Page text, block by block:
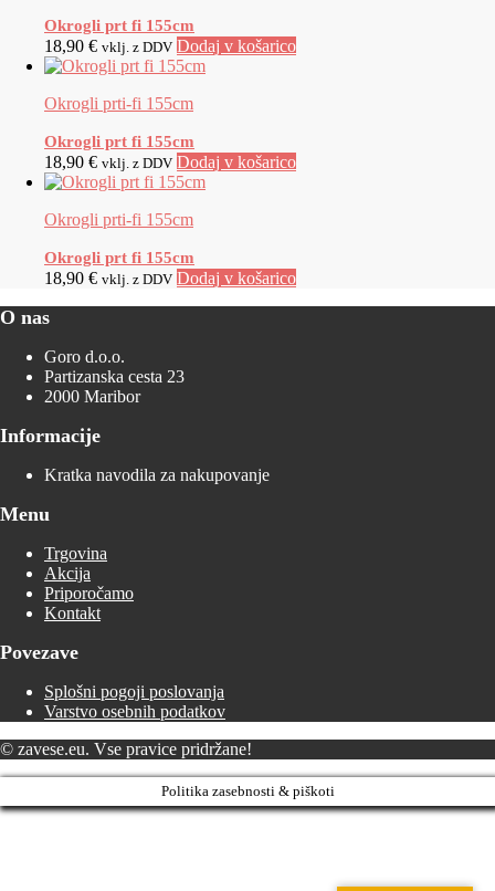
Okrogli prt fi 155cm
18,90 € vklj. z DDV Dodaj v košarico
Okrogli prti-fi 155cm
Okrogli prt fi 155cm
18,90 € vklj. z DDV Dodaj v košarico
Okrogli prti-fi 155cm
Okrogli prt fi 155cm
18,90 € vklj. z DDV Dodaj v košarico
O nas
Goro d.o.o.
Partizanska cesta 23
2000 Maribor
Informacije
Kratka navodila za nakupovanje
Menu
Trgovina
Akcija
Priporočamo
Kontakt
Povezave
Splošni pogoji poslovanja
Varstvo osebnih podatkov
© zavese.eu. Vse pravice pridržane!
Politika zasebnosti & piškoti